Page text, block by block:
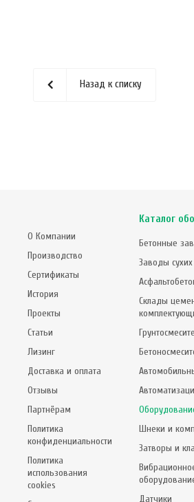
Назад к списку
О Компании
Производство
Сертификаты
История
Проекты
Статьи
Лизинг
Доставка и оплата
Отзывы
Партнёрам
Политика
конфиденциальности
Политика
использования
cookies
Каталог
Бетонные
Заводы
Склады
Шнеки и
Затворы и
Датчики